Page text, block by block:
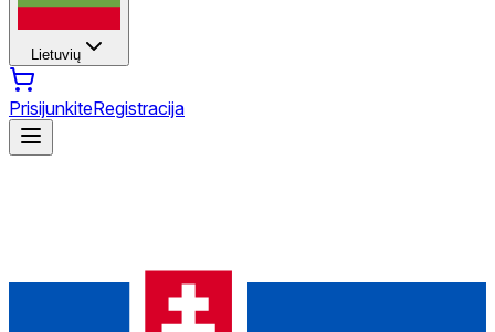
Lietuvių
PrisijunkiteRegistracija